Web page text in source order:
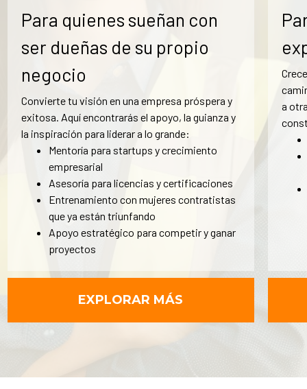
Para quienes sueñan con
ser dueñas de su propio
negocio
Convierte tu visión en una empresa próspera y
exitosa. Aquí encontrarás el apoyo, la guianza y
la inspiración para liderar a lo grande:
Mentoría para startups y crecimiento
empresarial
Asesoría para licencias y certificaciones
Entrenamiento con mujeres contratistas
que ya están triunfando
Apoyo estratégico para competir y ganar
proyectos
EXPLORAR MÁS
a